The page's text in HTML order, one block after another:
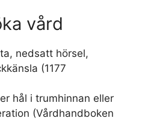
vård
nedsatt hörsel,
(1177
hål i trumhinnan eller
(Vårdhandboken